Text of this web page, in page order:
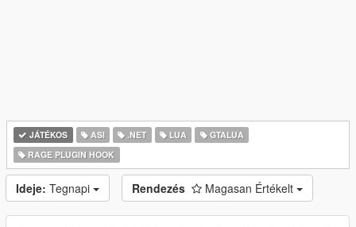
JÁTÉKOS ASI .NET LUA
GTALUA
RAGE PLUGIN HOOK
Ideje: Tegnapi Rendezés Magasan Értékelt